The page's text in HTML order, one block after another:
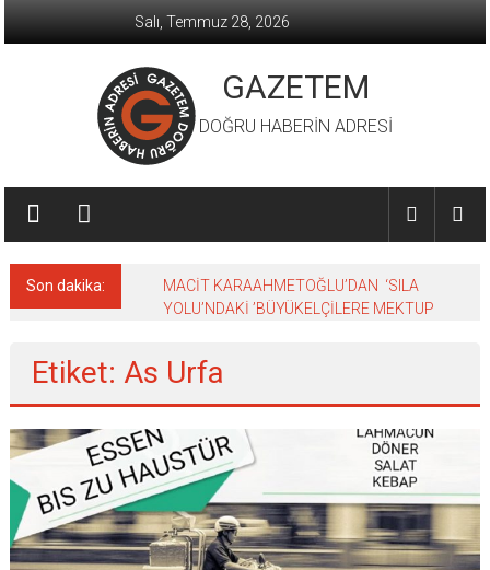
Salı, Temmuz 28, 2026
GAZETEM
DOĞRU HABERİN ADRESİ
Son dakika:
MACİT KARAAHMETOĞLU’DAN ‘SILA
YOLU’NDAKİ ’BÜYÜKELÇİLERE MEKTUP
Etiket: As Urfa